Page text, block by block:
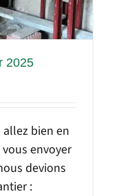
2025
allez bien en
envoyer
devions
: